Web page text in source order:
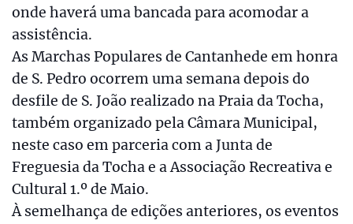
onde haverá uma bancada para acomodar a
assistência.
As Marchas Populares de Cantanhede em honra
de S. Pedro ocorrem uma semana depois do
desfile de S. João realizado na Praia da Tocha,
também organizado pela Câmara Municipal,
neste caso em parceria com a Junta de
Freguesia da Tocha e a Associação Recreativa e
Cultural 1.º de Maio.
À semelhança de edições anteriores, os eventos